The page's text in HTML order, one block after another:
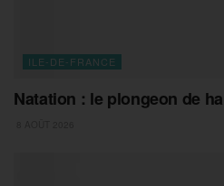
ILE-DE-FRANCE
Natation : le plongeon de